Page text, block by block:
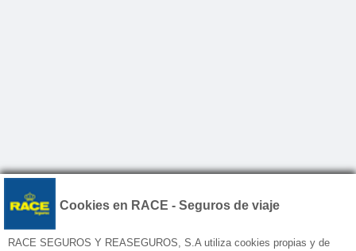
Cookies en RACE - Seguros de viaje
RACE SEGUROS Y REASEGUROS, S.A utiliza cookies propias y de